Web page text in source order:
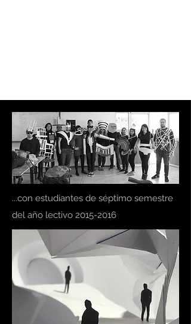
...con estudiantes de séptimo semestre
del año lectivo 2015-2016